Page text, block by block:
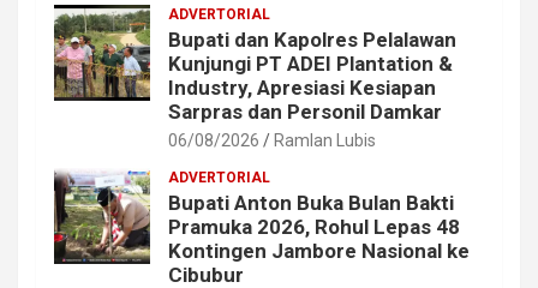
ADVERTORIAL
Bupati dan Kapolres Pelalawan
Kunjungi PT ADEI Plantation &
Industry, Apresiasi Kesiapan
Sarpras dan Personil Damkar
06/08/2026 Ramlan Lubis
ADVERTORIAL
Bupati Anton Buka Bulan Bakti
Pramuka 2026, Rohul Lepas 48
Kontingen Jambore Nasional ke
Cibubur